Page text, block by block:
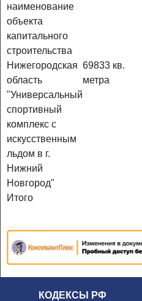
наименование
объекта
капитального
строительства
Нижегородская
область
"Универсальный
спортивный
комплекс с
искусственным
льдом в г.
Нижний
Новгород"
69833 кв.
метра
Итого
КОДЕКСЫ РФ